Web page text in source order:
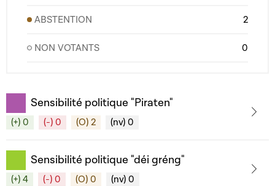
ABSTENTION 2
NON VOTANTS 0
Sensibilité politique "Piraten"
(+) 0 (-) 0 (O) 2 (nv) 0
Sensibilité politique "déi gréng"
(+) 4 (-) 0 (O) 0 (nv) 0